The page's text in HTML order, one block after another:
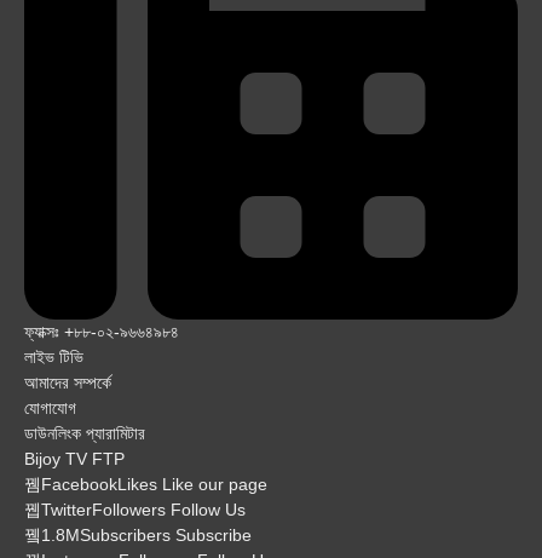
ফ্যাক্সঃ +৮৮-০২-৯৬৬৪৯৮৪
লাইভ টিভি
আমাদের সম্পর্কে
যোগাযোগ
ডাউনলিংক প্যারামিটার
Bijoy TV FTP
FacebookLikes Like our page
TwitterFollowers Follow Us
1.8MSubscribers Subscribe